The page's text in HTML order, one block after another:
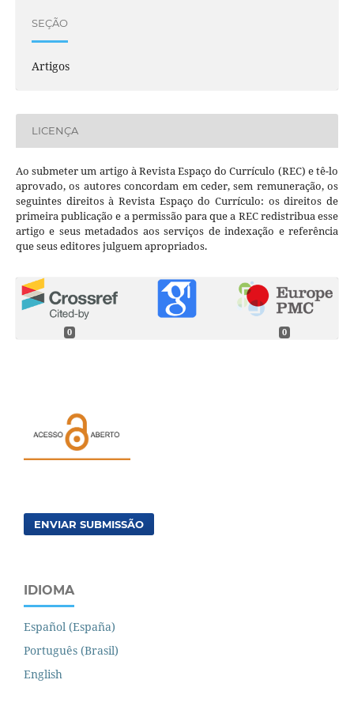
SEÇÃO
Artigos
LICENÇA
Ao submeter um artigo à Revista Espaço do Currículo (REC) e tê-lo
aprovado, os autores concordam em ceder, sem remuneração, os
seguintes direitos à Revista Espaço do Currículo: os direitos de
primeira publicação e a permissão para que a REC redistribua esse
artigo e seus metadados aos serviços de indexação e referência
que seus editores julguem apropriados.
0 0
ENVIAR SUBMISSÃO
IDIOMA
Español (España)
Português (Brasil)
English